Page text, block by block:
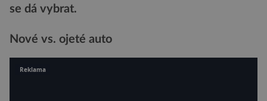
se dá vybrat.
Nové vs. ojeté auto
Reklama